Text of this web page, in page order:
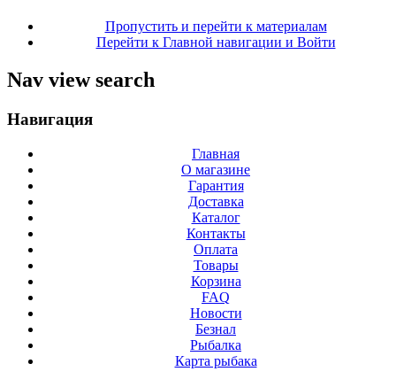
Пропустить и перейти к материалам
Перейти к Главной навигации и Войти
Nav view search
Навигация
Главная
О магазине
Гарантия
Доставка
Каталог
Контакты
Оплата
Товары
Корзина
FAQ
Новости
Безнал
Рыбалка
Карта рыбака